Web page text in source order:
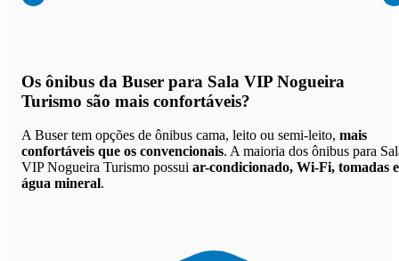
Os ônibus da Buser para Sala VIP Nogueira
Turismo são mais confortáveis?
A Buser tem opções de ônibus cama, leito ou semi-leito, mais
confortáveis que os convencionais. A maioria dos ônibus para
VIP Nogueira Turismo possui ar-condicionado, Wi-Fi, tomadas e
água mineral.